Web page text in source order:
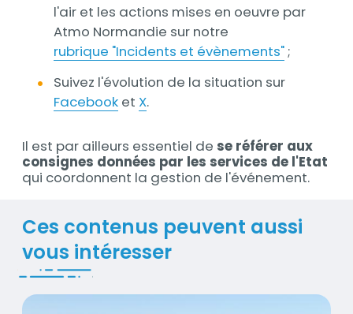
l'air et les actions mises en oeuvre par
Atmo Normandie sur notre
rubrique "Incidents et évènements";
Suivez l'évolution de la situation sur
Facebooket X.
Il est par ailleurs essentiel de se référer aux
consignes données par les services de l'Etat
qui coordonnent la gestion de l'événement.
Titre
Ces contenus peuvent aussi
vous intéresser
Contenus
Incidents & évènements : du nouveau sur